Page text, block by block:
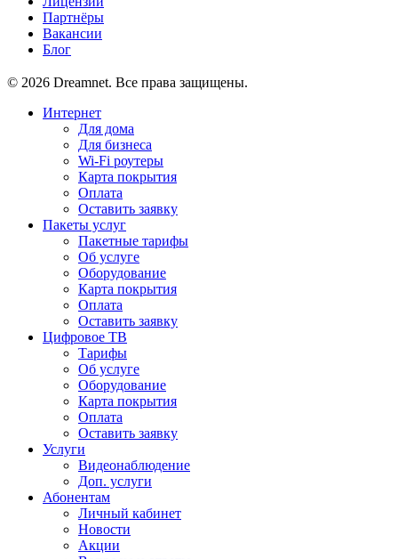
Партнёры
Вакансии
Блог
© 2026 Dreamnet. Все права защищены.
Интернет
Для дома
Для бизнеса
Wi-Fi роутеры
Карта покрытия
Оплата
Оставить заявку
Пакеты услуг
Пакетные тарифы
Об услуге
Оборудование
Карта покрытия
Оплата
Оставить заявку
Цифровое ТВ
Тарифы
Об услуге
Оборудование
Карта покрытия
Оплата
Оставить заявку
Услуги
Видеонаблюдение
Доп. услуги
Абонентам
Личный кабинет
Новости
Акции